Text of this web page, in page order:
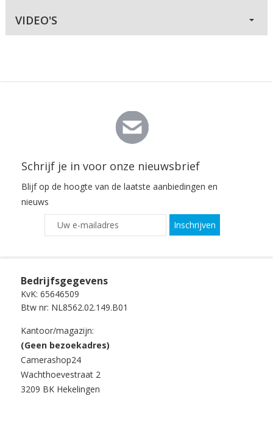
VIDEO'S
Schrijf je in voor onze nieuwsbrief
Blijf op de hoogte van de laatste aanbiedingen en
nieuws
Inschrijven
Bedrijfsgegevens
KvK: 65646509
Btw nr: NL8562.02.149.B01
Kantoor/magazijn:
(Geen bezoekadres)
Camerashop24
Wachthoevestraat 2
3209 BK Hekelingen